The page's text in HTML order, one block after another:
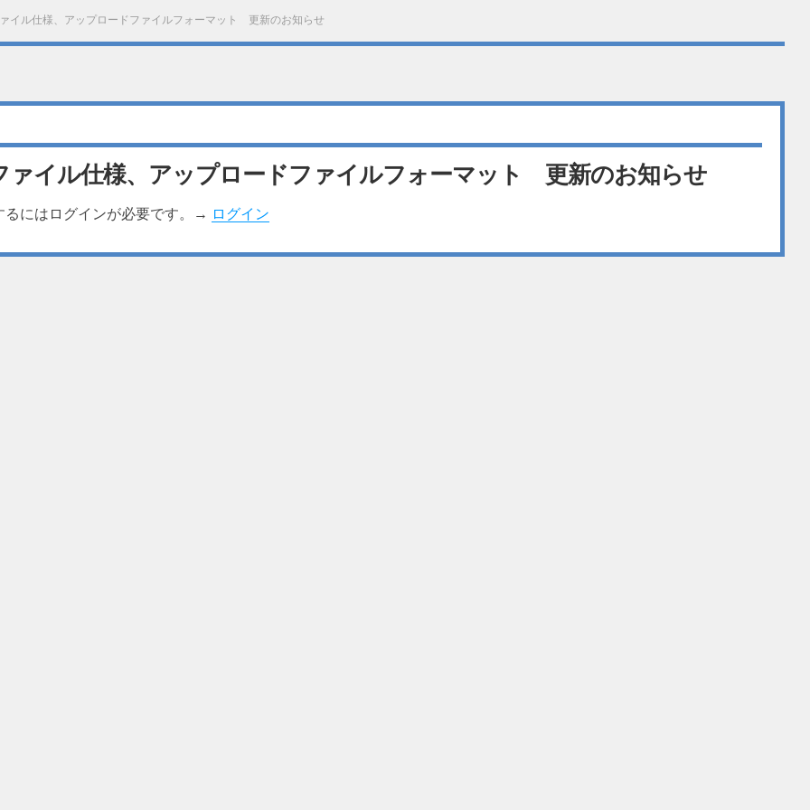
イル仕様、アップロードファイルフォーマット 更新のお知らせ
ァイル仕様、アップロードファイルフォーマット 更新のお知らせ
るにはログインが必要です。→ ログイン